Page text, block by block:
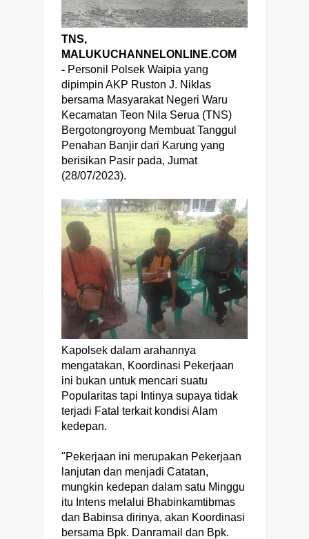
TNS,
MALUKUCHANNELONLINE.COM
- Personil Polsek Waipia yang
dipimpin AKP Ruston J. Niklas
bersama Masyarakat Negeri Waru
Kecamatan Teon Nila Serua (TNS)
Bergotongroyong Membuat Tanggul
Penahan Banjir dari Karung yang
berisikan Pasir pada, Jumat
(28/07/2023).
Kapolsek dalam arahannya
mengatakan, Koordinasi Pekerjaan
ini bukan untuk mencari suatu
Popularitas tapi Intinya supaya tidak
terjadi Fatal terkait kondisi Alam
kedepan.
"Pekerjaan ini merupakan Pekerjaan
lanjutan dan menjadi Catatan,
mungkin kedepan dalam satu Minggu
itu Intens melalui Bhabinkamtibmas
dan Babinsa dirinya, akan Koordinasi
bersama Bpk. Danramail dan Bpk.